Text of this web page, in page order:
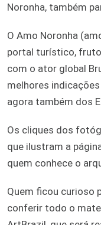
Noronha, também
O Amo Noronha
portal turístico, fruto
com o ator global
melhores
agora também dos
Os cliques dos
que ilustram a
quem conhece o
Quem ficou curioso
conferir todo o